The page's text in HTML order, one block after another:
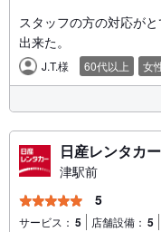
スタッフの方の対応が
出来た。
J.T.様 60代以上 女
日産レンタカー
津駅前
5
サービス： 5 店舗設備： 5